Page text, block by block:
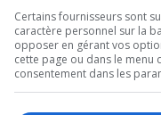
Certains fournisseurs sont
caractère personnel sur la
opposer en gérant vos
cette page ou dans le
consentement dans les